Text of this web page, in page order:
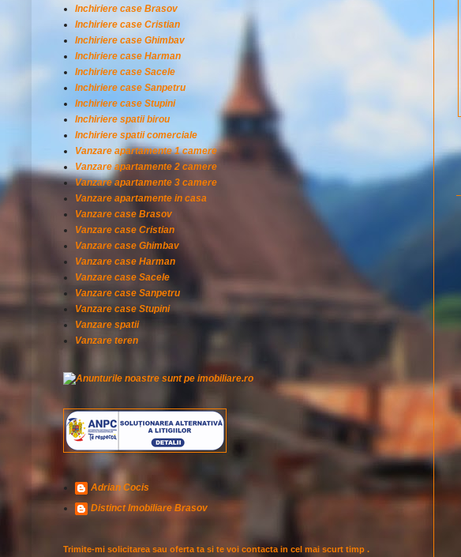
Inchiriere case Brasov
Inchiriere case Cristian
Inchiriere case Ghimbav
Inchiriere case Harman
Inchiriere case Sacele
Inchiriere case Sanpetru
Inchiriere case Stupini
Inchiriere spatii birou
Inchiriere spatii comerciale
Vanzare apartamente 1 camere
Vanzare apartamente 2 camere
Vanzare apartamente 3 camere
Vanzare apartamente in casa
Vanzare case Brasov
Vanzare case Cristian
Vanzare case Ghimbav
Vanzare case Harman
Vanzare case Sacele
Vanzare case Sanpetru
Vanzare case Stupini
Vanzare spatii
Vanzare teren
Adrian Cocis
Distinct Imobiliare Brasov
Trimite-mi solicitarea sau oferta ta si te voi contacta in cel mai scurt timp .